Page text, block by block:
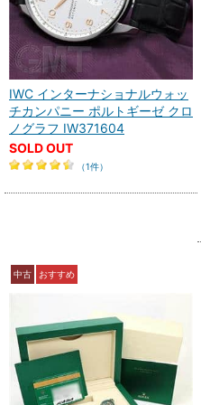
IWC インターナショナルウォッ
チカンパニー ポルトギーゼ クロ
ノグラフ IW371604
SOLD OUT
（1件）
中古 おすすめ